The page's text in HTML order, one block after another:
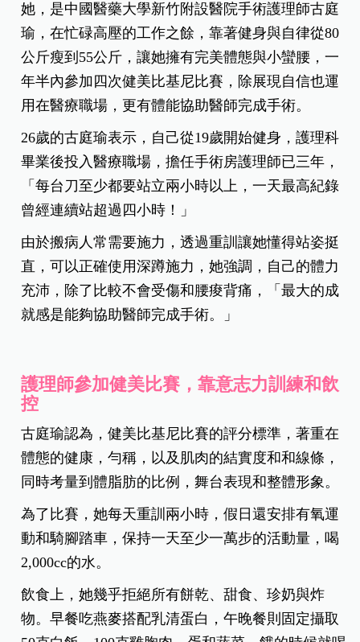
她，是中國醫藥大學新竹附設醫院手術護理師古庭
瑜，在忙碌高壓的工作之餘，靠著健身與自律從80
公斤瘦到55公斤，讓她擁有完美體態與小蠻腰，一
年半內參加四次健美比基尼比賽，除展現自信也運
用在醫療職場，更有體能協助醫師完成手術。
26歲的古庭瑜表示，自己從19歲開始健身，護理科
畢業後投入醫療職場，擔任手術房護理師已三年，
「每台刀至少都要站立兩小時以上，一天最高紀錄
曾經連續站超過四小時！」
由於搬病人常需要施力，透過重訓讓她懂得站姿挺
直，可以正確使用深蹲施力，她強調，自己的體力
充沛，除了比較不會受傷和腰痠背痛，「最大的成
就感是能夠協助醫師完成手術。」
護理師參加健美比賽，靠意志力訓練和飲
控
古庭瑜認為，健美比基尼比賽的評分標準，著重在
體態的健康，勻稱，以及肌肉的結實度和和線條，
同時考量到體脂肪的比例，舞台表現和整體形象。
為了比賽，她每天重訓兩小時，假日還安排有氧運
動和騎腳踏車，保持一天至少一萬步的活動量，喝
2,000cc的水。
飲食上，她幾乎拒絕所有餅乾、甜食、珍奶與炸
物。早餐吃燕麥搭配乳清蛋白，午晚餐則固定攝取